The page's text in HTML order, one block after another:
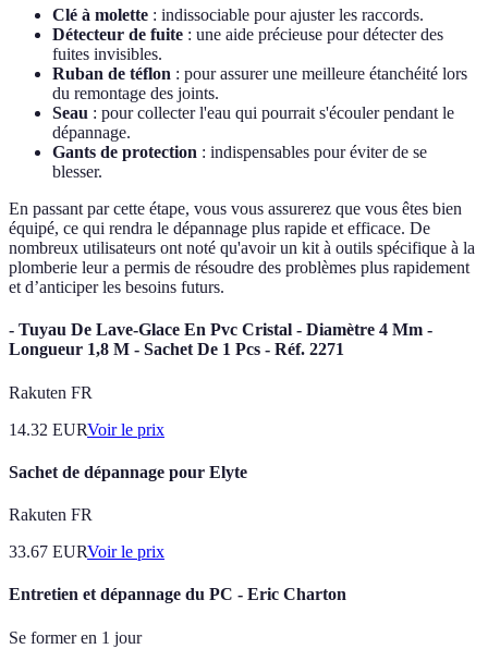
Clé à molette : indissociable pour ajuster les raccords.
Détecteur de fuite : une aide précieuse pour détecter des
fuites invisibles.
Ruban de téflon : pour assurer une meilleure étanchéité lors
du remontage des joints.
Seau : pour collecter l'eau qui pourrait s'écouler pendant le
dépannage.
Gants de protection : indispensables pour éviter de se
blesser.
En passant par cette étape, vous vous assurerez que vous êtes bien
équipé, ce qui rendra le dépannage plus rapide et efficace. De
nombreux utilisateurs ont noté qu'avoir un kit à outils spécifique à la
plomberie leur a permis de résoudre des problèmes plus rapidement
et d’anticiper les besoins futurs.
- Tuyau De Lave-Glace En Pvc Cristal - Diamètre 4 Mm -
Longueur 1,8 M - Sachet De 1 Pcs - Réf. 2271
Rakuten FR
14.32 EURVoir le prix
Sachet de dépannage pour Elyte
Rakuten FR
33.67 EURVoir le prix
Entretien et dépannage du PC - Eric Charton
Se former en 1 jour